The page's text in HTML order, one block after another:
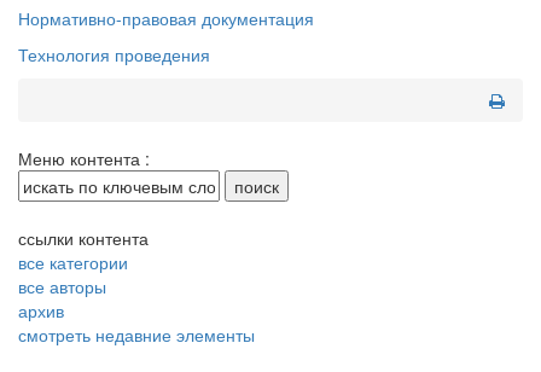
Нормативно-правовая документация
Технология проведения
Меню контента :
ссылки контента
все категории
все авторы
архив
смотреть недавние элементы